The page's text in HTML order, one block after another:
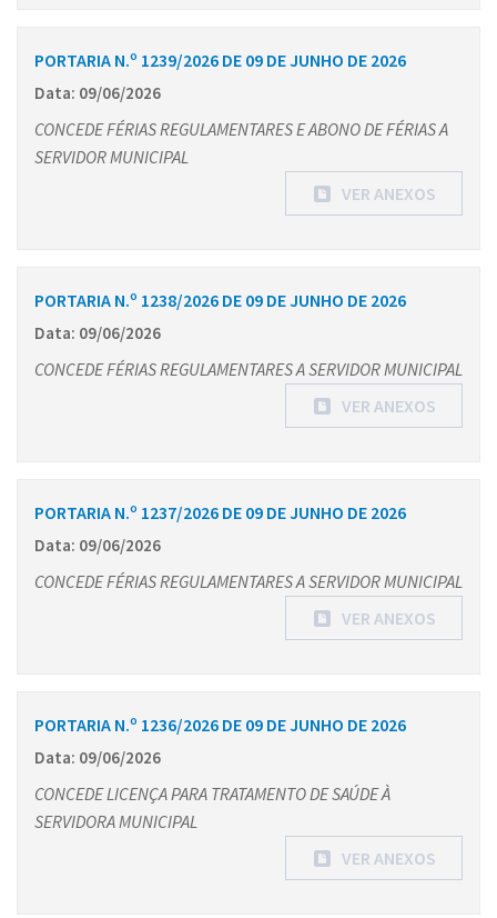
PORTARIA N.º 1239/2026 DE 09 DE JUNHO DE 2026
Data: 09/06/2026
CONCEDE FÉRIAS REGULAMENTARES E ABONO DE FÉRIAS A
SERVIDOR MUNICIPAL
VER ANEXOS
PORTARIA N.º 1238/2026 DE 09 DE JUNHO DE 2026
Data: 09/06/2026
CONCEDE FÉRIAS REGULAMENTARES A SERVIDOR MUNICIPAL
VER ANEXOS
PORTARIA N.º 1237/2026 DE 09 DE JUNHO DE 2026
Data: 09/06/2026
CONCEDE FÉRIAS REGULAMENTARES A SERVIDOR MUNICIPAL
VER ANEXOS
PORTARIA N.º 1236/2026 DE 09 DE JUNHO DE 2026
Data: 09/06/2026
CONCEDE LICENÇA PARA TRATAMENTO DE SAÚDE À
SERVIDORA MUNICIPAL
VER ANEXOS